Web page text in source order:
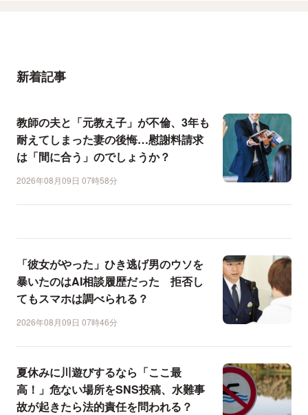
新着記事
教師の夫と「元教え子」が不倫、3年も
耐えてしまった妻の後悔…慰謝料請求
は「間に合う」のでしょうか？
2026年08月09日 07時58分
「彼女がやった」ひき逃げ男のウソを
暴いたのはAI相談履歴だった 拒否し
てもスマホは調べられる？
2026年08月09日 07時46分
夏休みに川遊びするなら「ここ最
高！」危ない場所をSNS投稿、水難事
故が起きたら法的責任を問われる？